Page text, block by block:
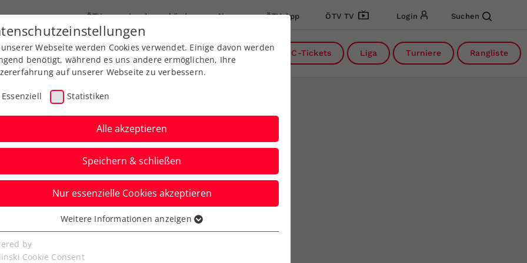
ÖTV Landesverbände News ÖTV App ÖTV TV Login Suchen
Ausbildung Services Über uns FAQ DC-Tickets Liga Turniere Rangliste
Erfolg und Halbfinale
Kat.2.-Event in
Webseite werden Cookies verwendet. Einige davon werden
benötigt, während es uns andere ermöglichen, Ihre
auf unserer Webseite zu verbessern.
Essenziell Statistiken
Alle akzeptieren
Speichern & schließen
Nur essenzielle Cookies akzeptieren
Cookies werden für grundlegende Funktionen der
benötigt. Dadurch ist gewährleistet, dass die Webseite
Weitere Informationen anzeigen
by
Cookie Consent